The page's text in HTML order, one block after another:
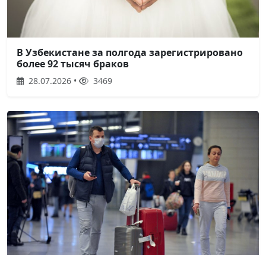
В Узбекистане за полгода зарегистрировано
более 92 тысяч браков
28.07.2026 • 3469